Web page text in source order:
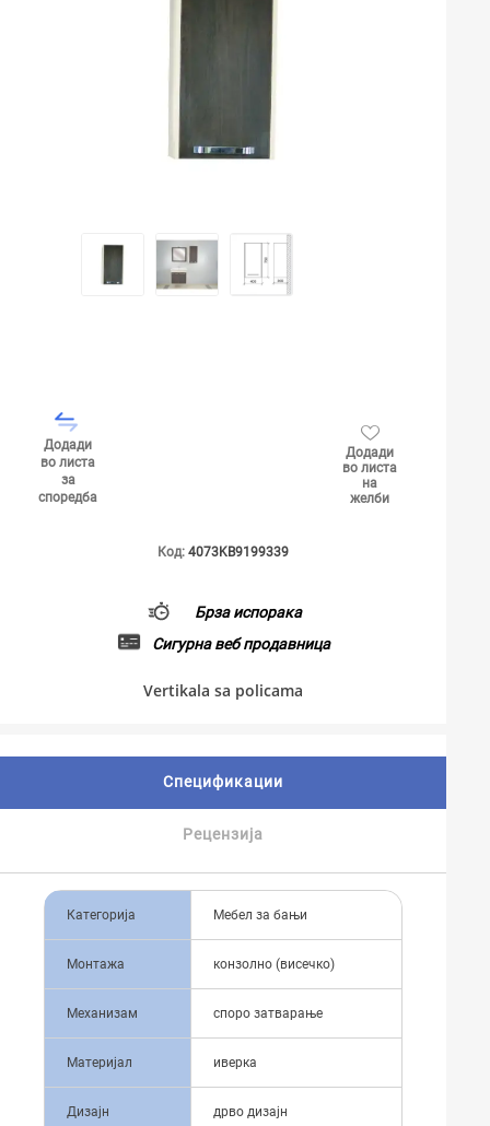
Додади
во листа
за
споредба
Додади
во листа
на
желби
Код: 4073KB9199339
Брза испорака
Сигурна веб продавница
Vertikala sa policama
Спецификации
Рецензија
Категорија Мебел за бањи
Монтажа конзолно (висечко)
Механизам споро затварање
Материјал иверка
Дизајн дрво дизајн